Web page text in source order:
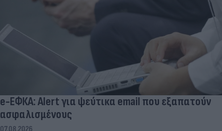
e-ΕΦΚΑ: Alert για ψεύτικα email που εξαπατούν
ασφαλισμένους